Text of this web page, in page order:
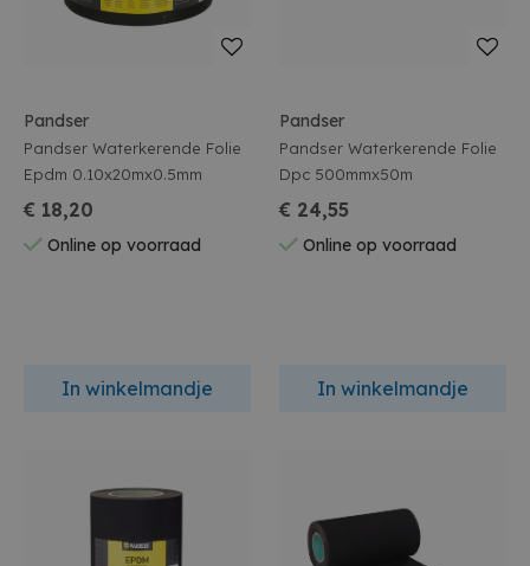
Pandser
Pandser Waterkerende Folie
Epdm 0.10x20mx0.5mm
€ 18,20
Online op voorraad
In winkelmandje
Pandser
Pandser Waterkerende Folie
Dpc 500mmx50m
€ 24,55
Online op voorraad
In winkelmandje